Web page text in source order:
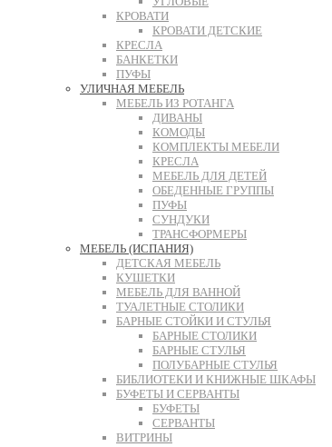
КРОВАТИ
КРОВАТИ ДЕТСКИЕ
КРЕСЛА
БАНКЕТКИ
ПУФЫ
УЛИЧНАЯ МЕБЕЛЬ
МЕБЕЛЬ ИЗ РОТАНГА
ДИВАНЫ
КОМОДЫ
КОМПЛЕКТЫ МЕБЕЛИ
КРЕСЛА
МЕБЕЛЬ ДЛЯ ДЕТЕЙ
ОБЕДЕННЫЕ ГРУППЫ
ПУФЫ
СУНДУКИ
ТРАНСФОРМЕРЫ
МЕБЕЛЬ (ИСПАНИЯ)
ДЕТСКАЯ МЕБЕЛЬ
КУШЕТКИ
МЕБЕЛЬ ДЛЯ ВАННОЙ
ТУАЛЕТНЫЕ СТОЛИКИ
БАРНЫЕ СТОЙКИ И СТУЛЬЯ
БАРНЫЕ СТОЛИКИ
БАРНЫЕ СТУЛЬЯ
ПОЛУБАРНЫЕ СТУЛЬЯ
БИБЛИОТЕКИ И КНИЖНЫЕ ШКАФЫ
БУФЕТЫ И СЕРВАНТЫ
БУФЕТЫ
СЕРВАНТЫ
ВИТРИНЫ